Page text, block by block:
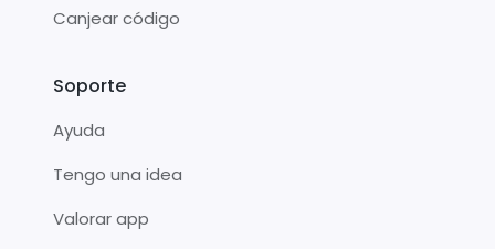
Canjear código
Soporte
Ayuda
Tengo una idea
Valorar app